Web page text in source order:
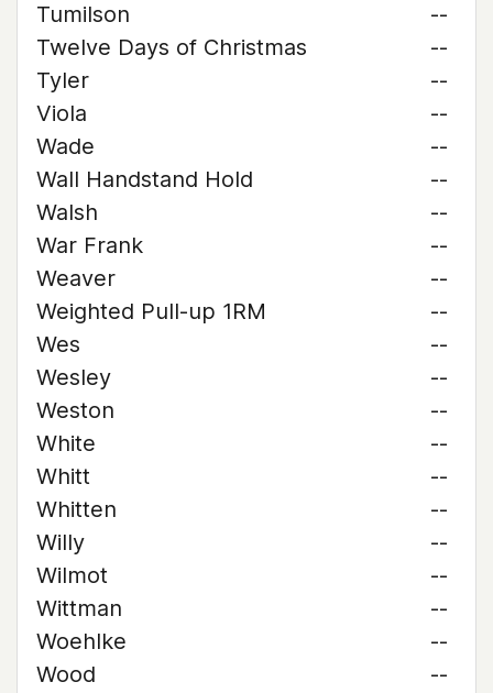
Tumilson
--
Twelve Days of Christmas
--
Tyler
--
Viola
--
Wade
--
Wall Handstand Hold
--
Walsh
--
War Frank
--
Weaver
--
Weighted Pull-up 1RM
--
Wes
--
Wesley
--
Weston
--
White
--
Whitt
--
Whitten
--
Willy
--
Wilmot
--
Wittman
--
Woehlke
--
Wood
--